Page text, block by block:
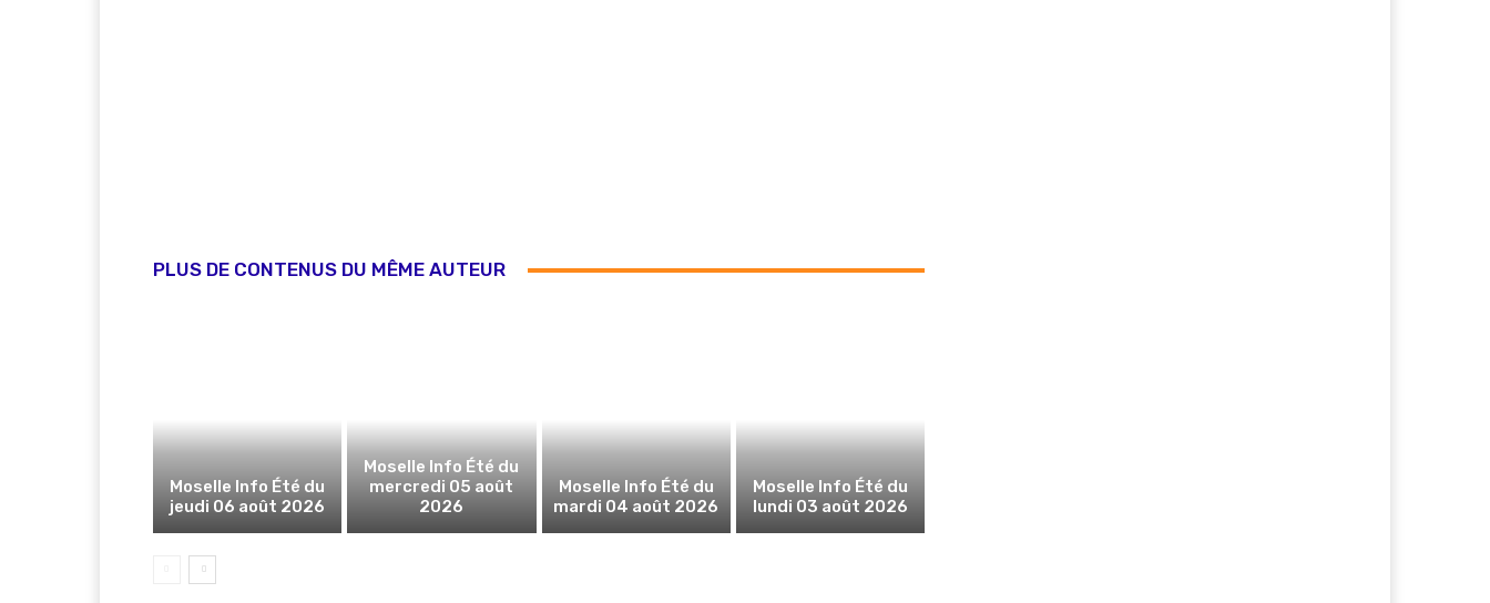
PLUS DE CONTENUS DU MÊME AUTEUR
Moselle Info Été du
jeudi 06 août 2026
Moselle Info Été du
mercredi 05 août
2026
Moselle Info Été du
mardi 04 août 2026
Moselle Info Été du
lundi 03 août 2026